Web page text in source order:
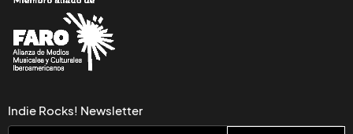
Indie Rocks! Newsletter